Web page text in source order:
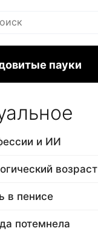
пауки
и ИИ
возраст
в пенисе
потемнела